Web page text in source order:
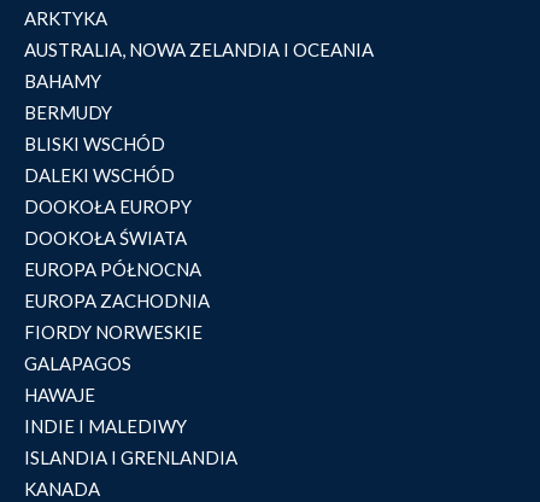
ARKTYKA
AUSTRALIA, NOWA ZELANDIA I OCEANIA
BAHAMY
BERMUDY
BLISKI WSCHÓD
DALEKI WSCHÓD
DOOKOŁA EUROPY
DOOKOŁA ŚWIATA
EUROPA PÓŁNOCNA
EUROPA ZACHODNIA
FIORDY NORWESKIE
GALAPAGOS
HAWAJE
INDIE I MALEDIWY
ISLANDIA I GRENLANDIA
KANADA